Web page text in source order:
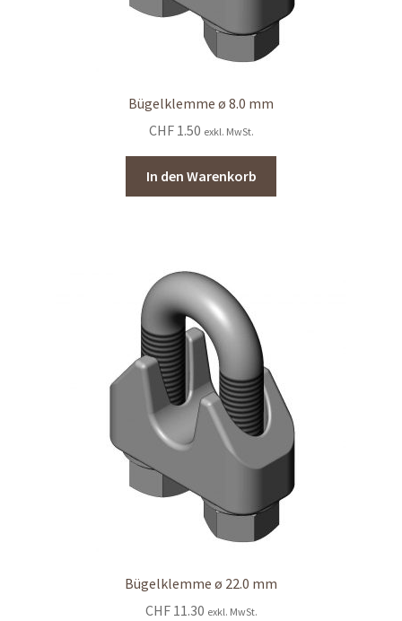
Bügelklemme ø 8.0 mm
CHF1.50 exkl. MwSt.
In den Warenkorb
Bügelklemme ø 22.0 mm
CHF11.30 exkl. MwSt.